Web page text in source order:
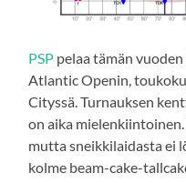
PSP pelaa tämän
Atlantic Openin,
Cityssä. Turnauksen
on aika
mutta sneikkilaidasta ei
kolme beam-cake-